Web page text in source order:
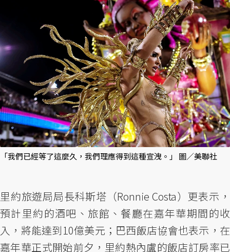
「我們已經等了這麼久，我們理應得到這種宣洩。」 圖／美聯社
里約旅遊局局長科斯塔（Ronnie Costa）更表示，
預計里約的酒吧、旅館、餐廳在嘉年華期間的收
入，將能達到10億美元；巴西飯店協會也表示，在
嘉年華正式開始前夕，里約熱內盧的飯店訂房率已